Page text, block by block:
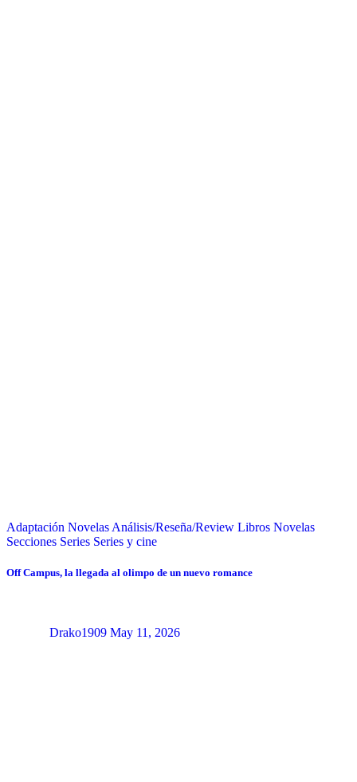
Adaptación Novelas Análisis/Reseña/Review Libros Novelas
Secciones Series Series y cine
Off Campus, la llegada al olimpo de un nuevo romance
Drako1909 May 11, 2026